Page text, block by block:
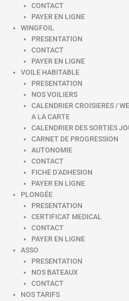
CONTACT
PAYER EN LIGNE
WINGFOIL
PRESENTATION
CONTACT
PAYER EN LIGNE
VOILE HABITABLE
PRESENTATION
NOS VOILIERS
CALENDRIER CROISIERES /
A LA CARTE
CALENDRIER DES SORTIES
CARNET DE PROGRESSION
AUTONOMIE
CONTACT
FICHE D’ADHESION
PAYER EN LIGNE
PLONGÉE
PRESENTATION
CERTIFICAT MEDICAL
CONTACT
PAYER EN LIGNE
ASSO
PRESENTATION
NOS BATEAUX
CONTACT
NOS TARIFS